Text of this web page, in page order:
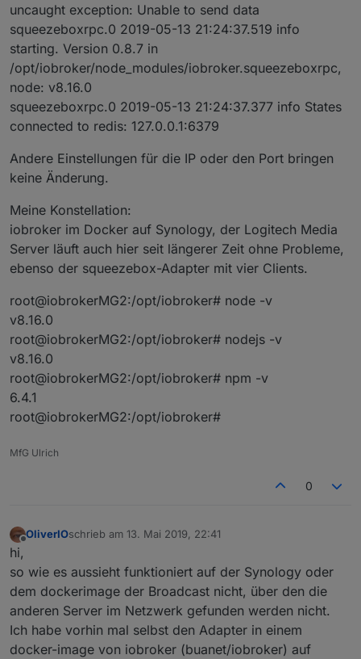
uncaught exception: Unable to send data
squeezeboxrpc.0 2019-05-13 21:24:37.519 info
starting. Version 0.8.7 in
/opt/iobroker/node_modules/iobroker.squeezeboxrpc,
node: v8.16.0
squeezeboxrpc.0 2019-05-13 21:24:37.377 info States
connected to redis: 127.0.0.1:6379
Andere Einstellungen für die IP oder den Port bringen
keine Änderung.
Meine Konstellation:
iobroker im Docker auf Synology, der Logitech Media
Server läuft auch hier seit längerer Zeit ohne Probleme,
ebenso der squeezebox-Adapter mit vier Clients.
root@iobrokerMG2:/opt/iobroker# node -v
v8.16.0
root@iobrokerMG2:/opt/iobroker# nodejs -v
v8.16.0
root@iobrokerMG2:/opt/iobroker# npm -v
6.4.1
root@iobrokerMG2:/opt/iobroker#
MfG Ulrich
0
OliverIOschrieb am 13. Mai 2019, 22:41
zuletzt editiert von
hi,
so wie es aussieht funktioniert auf der Synology oder
dem dockerimage der Broadcast nicht, über den die
anderen Server im Netzwerk gefunden werden nicht.
Ich habe vorhin mal selbst den Adapter in einem
docker-image von iobroker (buanet/iobroker) auf